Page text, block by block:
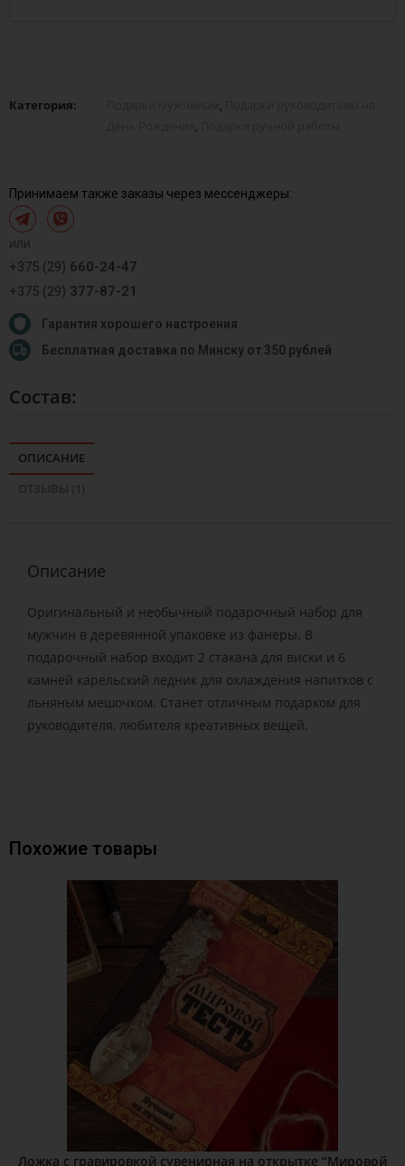
Категория: ,
,
Принимаем также заказы через мессенджеры:
или
+375 (29) 660-24-47
+375 (29) 377-87-21
Гарантия хорошего настроения
Бесплатная доставка по Минску от 350 рублей
Состав:
ОПИСАНИЕ
Описание
Оригинальный и необычный подарочный набор для
мужчин в деревянной упаковке из фанеры. В
подарочный набор входит 2 стакана для виски и 6
камней карельский ледник для охлаждения напитков с
льняным мешочком. Станет отличным подарком для
руководителя, любителя креативных вещей.
Похожие товары
Ложка с гравировкой сувенирная на открытке “Мировой